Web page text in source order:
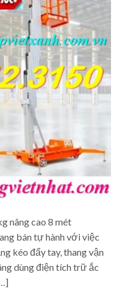
nâng cao 8 mét
bán tự hành với việc
kéo đẩy tay, thang vận
dùng điện tích trữ ắc